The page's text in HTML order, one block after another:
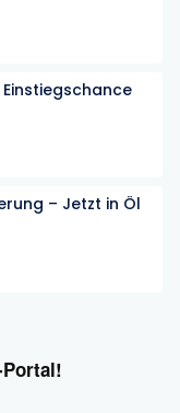
– Jetzt in Öl